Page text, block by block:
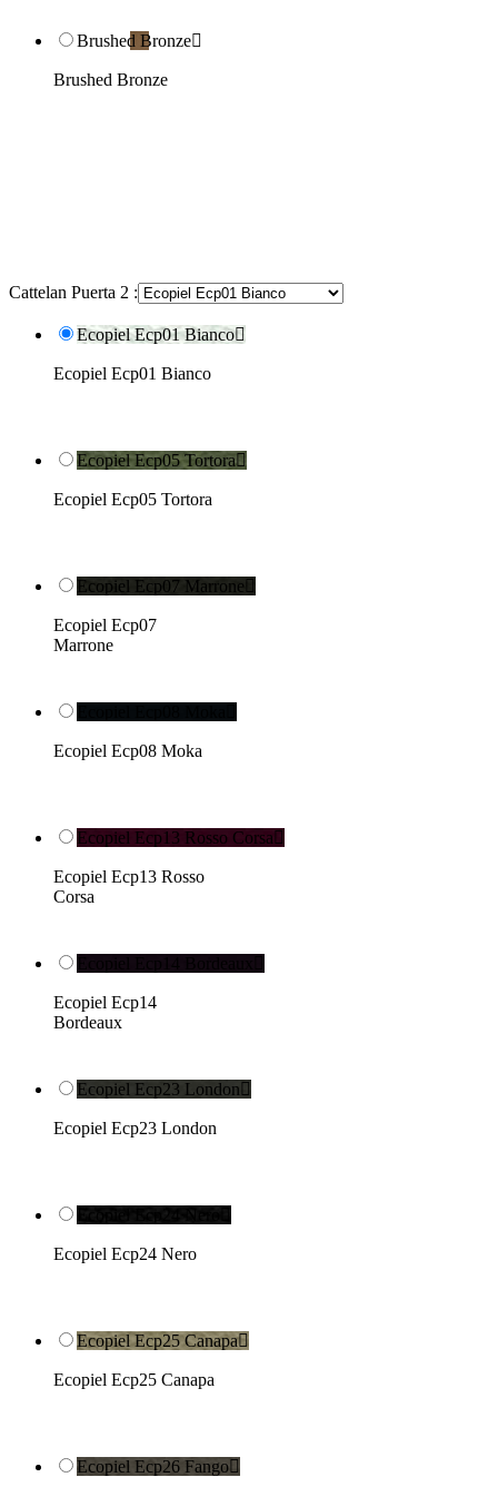
Brushed Bronze
Brushed Bronze
Cattelan Puerta 2 :
Ecopiel Ecp01 Bianco
Ecopiel Ecp01 Bianco
Ecopiel Ecp05 Tortora
Ecopiel Ecp05 Tortora
Ecopiel Ecp07 Marrone 
Ecopiel Ecp07
Marrone
Ecopiel Ecp08 Moka
Ecopiel Ecp13 Rosso Corsa
Ecopiel Ecp13 Rosso
Corsa
Ecopiel Ecp14
Bordeaux
Ecopiel Ecp23 London
Ecopiel Ecp23 London
Ecopiel Ecp24 Nero
Ecopiel Ecp24 Nero
Ecopiel Ecp25 Canapa
Ecopiel Ecp25 Canapa
Ecopiel Ecp26 Fango